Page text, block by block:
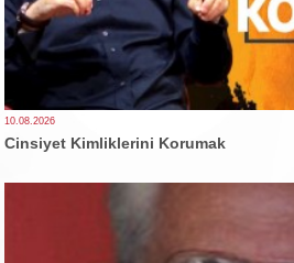
10.08.2026
Cinsiyet Kimliklerini Korumak